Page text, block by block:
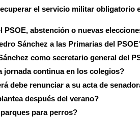
el servicio militar obligatorio
PSOE, abstención o nuevas
Sánchez a las Primarias del
como secretario general del
jornada continua en los colegios?
debe renunciar a su acta de
después del verano?
para perros?